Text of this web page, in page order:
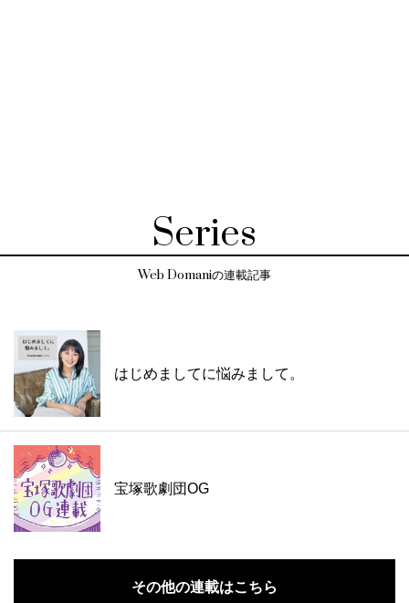
Series
Web Domaniの連載記事
はじめましてに悩みまして。
宝塚歌劇団OG
その他の連載はこちら